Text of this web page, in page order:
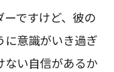
ですけど、彼の
に意識がいき過ぎ
ない自信があるか